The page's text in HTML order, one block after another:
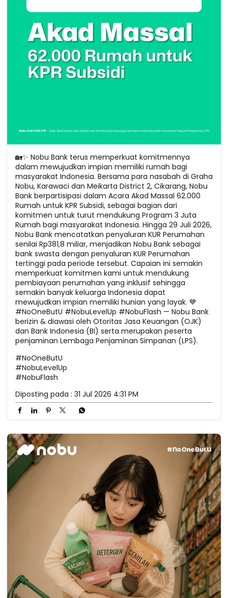
🏡✨ Nobu Bank terus memperkuat komitmennya
dalam mewujudkan impian memiliki rumah bagi
masyarakat Indonesia. Bersama para nasabah di Graha
Nobu, Karawaci dan Meikarta District 2, Cikarang, Nobu
Bank berpartisipasi dalam Acara Akad Massal 62.000
Rumah untuk KPR Subsidi, sebagai bagian dari
komitmen untuk turut mendukung Program 3 Juta
Rumah bagi masyarakat Indonesia. Hingga 29 Juli 2026,
Nobu Bank mencatatkan penyaluran KUR Perumahan
senilai Rp381,8 miliar, menjadikan Nobu Bank sebagai
bank swasta dengan penyaluran KUR Perumahan
tertinggi pada periode tersebut. Capaian ini semakin
memperkuat komitmen kami untuk mendukung
pembiayaan perumahan yang inklusif sehingga
semakin banyak keluarga Indonesia dapat
mewujudkan impian memiliki hunian yang layak. 💙
#NoOneButU #NobuLevelUp #NobuFlash — Nobu Bank
berizin & diawasi oleh Otoritas Jasa Keuangan (OJK)
dan Bank Indonesia (BI) serta merupakan peserta
penjaminan Lembaga Penjaminan Simpanan (LPS).
#NoOneButU
#NobuLevelUp
#NobuFlash
Diposting pada : 31 Jul 2026 4:31 PM